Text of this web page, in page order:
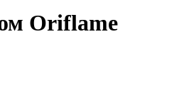
Oriflame